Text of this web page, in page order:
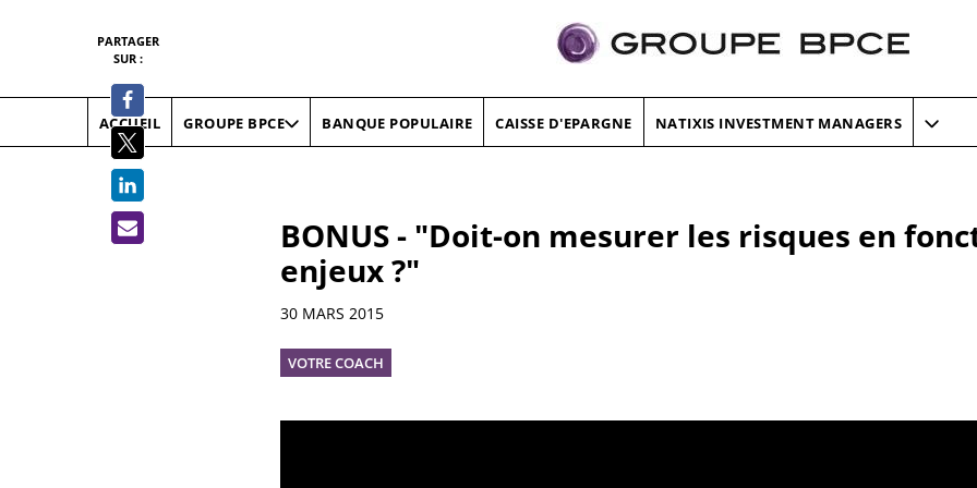
ACCUEIL GROUPE BPCE BANQUE POPULAIRE CAISSE D'EPARGNE NATIXIS INVESTMENT MANAGERS
BONUS - "Doit-on mesurer les risques en
enjeux ?"
Informations
30 MARS 2015
VOTRE COACH
PARTAGER
SUR :